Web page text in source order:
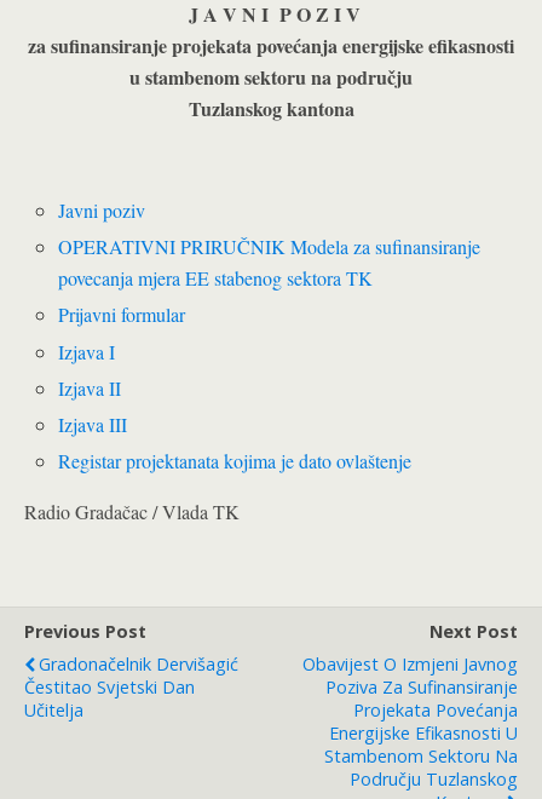
J A V N I P O Z I V
za sufinansiranje projekata povećanja energijske efikasnosti
u stambenom sektoru na području
Tuzlanskog kantona
Javni poziv
OPERATIVNI PRIRUČNIK Modela za sufinansiranje
povecanja mjera EE stabenog sektora TK
Prijavni formular
Izjava I
Izjava II
Izjava III
Registar projektanata kojima je dato ovlaštenje
Radio Gradačac / Vlada TK
Previous Post
Gradonačelnik Dervišagić
Čestitao Svjetski Dan
Učitelja
Next Post
Obavijest O Izmjeni Javnog
Poziva Za Sufinansiranje
Projekata Povećanja
Energijske Efikasnosti U
Stambenom Sektoru Na
Području Tuzlanskog